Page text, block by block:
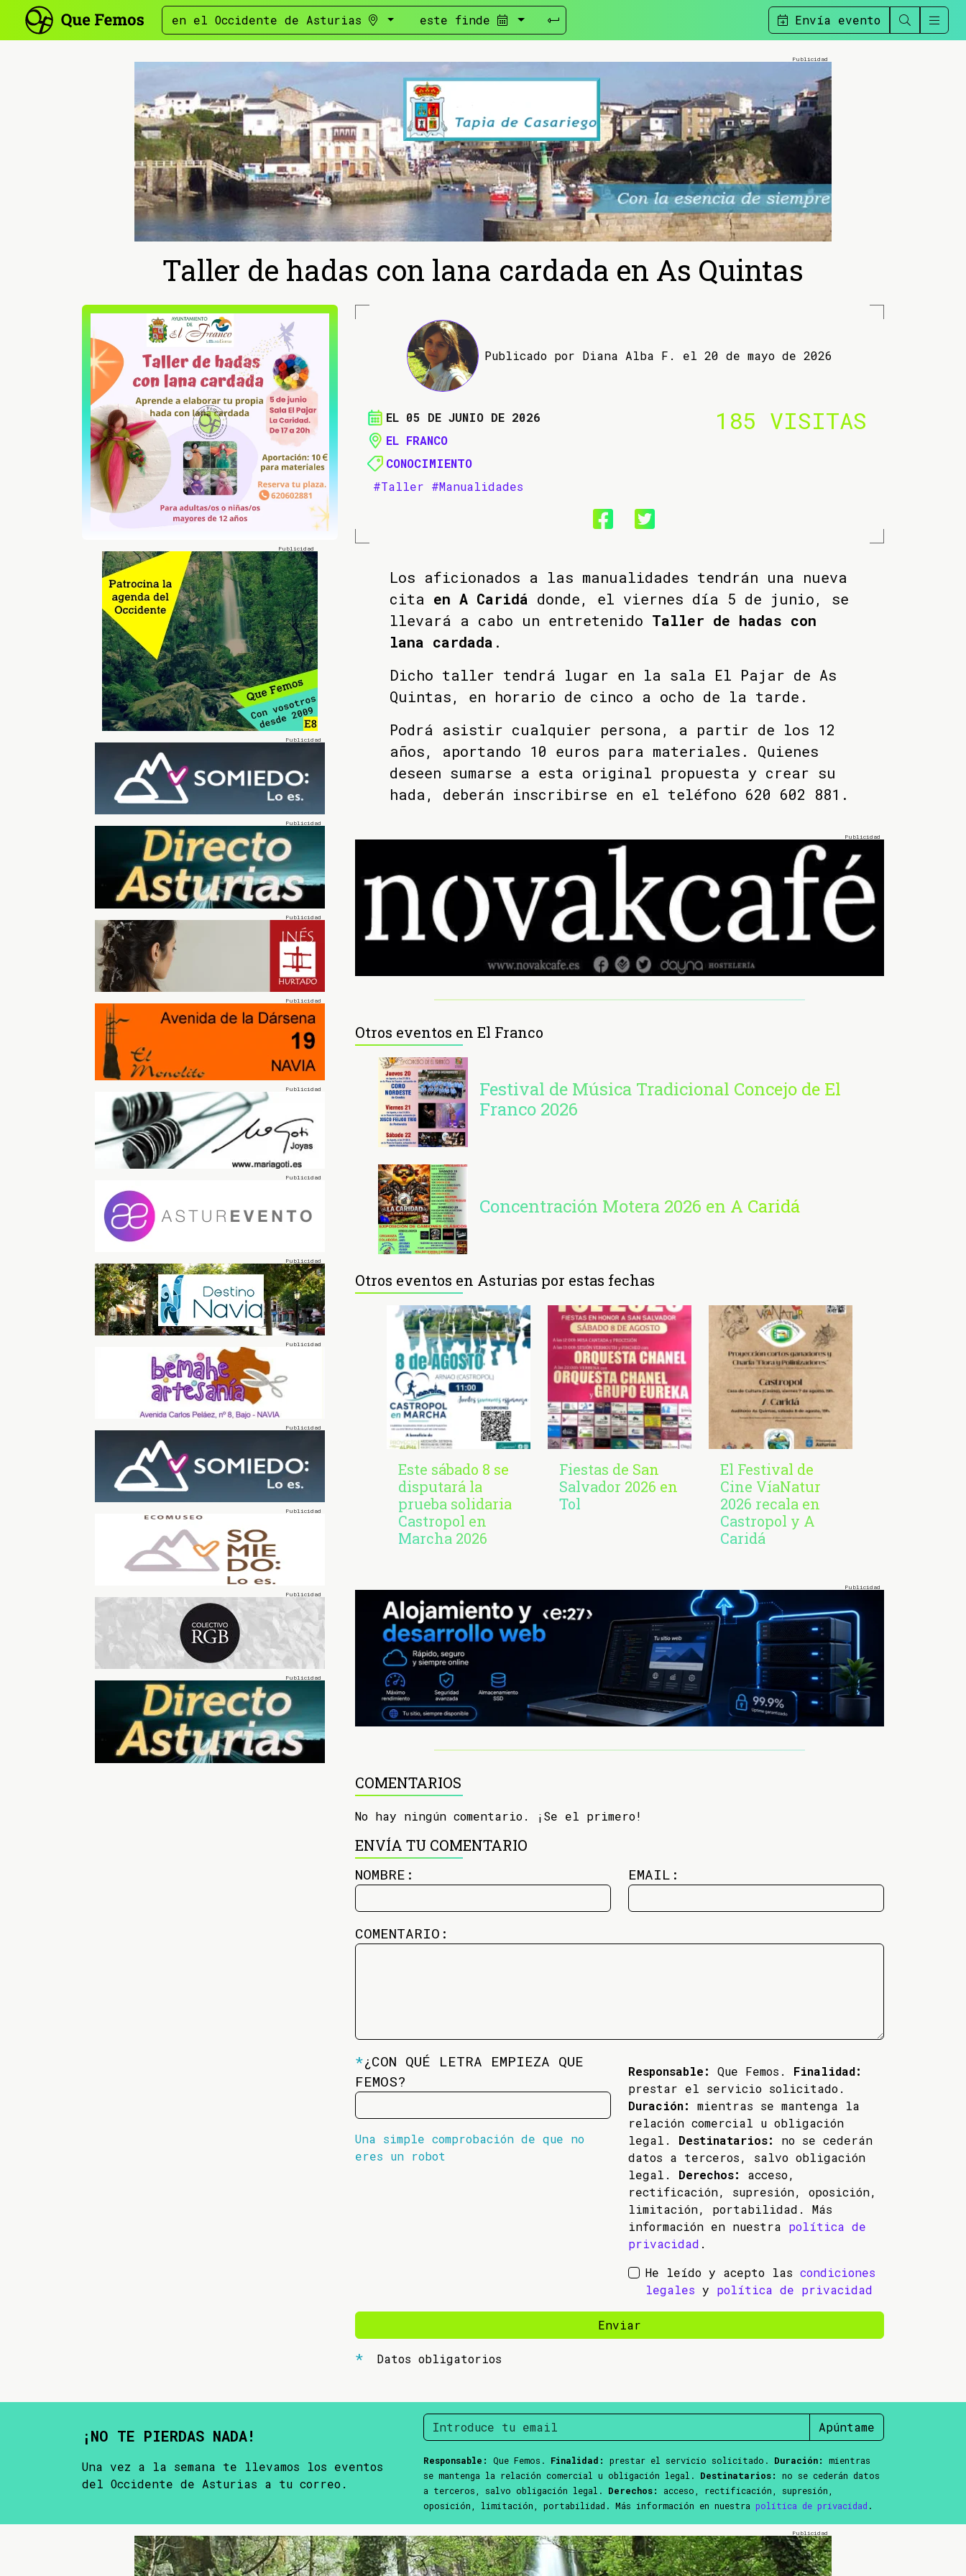
en el Occidente de Asturias este finde Envía evento
Taller de hadas con lana cardada en As Quintas
Publicado por Diana Alba F. el 20 de mayo de 2026
EL 05 DE JUNIO DE 2026
EL FRANCO
CONOCIMIENTO
#Taller #Manualidades
185 VISITAS
Los aficionados a las manualidades tendrán una nueva
cita en A Caridá donde, el viernes día 5 de junio, se
llevará a cabo un entretenido Taller de hadas con
lana cardada .
Dicho taller tendrá lugar en la sala El Pajar de As
Quintas, en horario de cinco a ocho de la tarde.
Podrá asistir cualquier persona, a partir de los 12
años, aportando 10 euros para materiales. Quienes
deseen sumarse a esta original propuesta y crear su
hada, deberán inscribirse en el teléfono 620 602 881.
Otros eventos en El Franco
Festival de Música Tradicional Concejo de El
Franco 2026
Concentración Motera 2026 en A Caridá
Otros eventos en Asturias por estas fechas
Este sábado 8 se
disputará la
prueba solidaria
Castropol en
Marcha 2026
Fiestas de San
Salvador 2026 en
Tol
El Festival de
Cine VíaNatur
2026 recala en
Castropol y A
Caridá
COMENTARIOS
No hay ningún comentario. ¡Se el primero!
ENVÍA TU COMENTARIO
NOMBRE: EMAIL:
COMENTARIO:
*¿CON QUÉ LETRA EMPIEZA QUE
FEMOS?
Una simple comprobación de que no
eres un robot
Responsable: Que Femos. Finalidad:
prestar el servicio solicitado.
Duración:
mientras se mantenga la
relación comercial u obligación
legal. Destinatarios:
no se cederán
datos a terceros, salvo obligación
legal. Derechos:
acceso,
rectificación, supresión, oposición,
limitación, portabilidad. Más
información en nuestra política de
privacidad .
He leído y acepto las condiciones
legales y política de privacidad
Enviar
Datos obligatorios
¡NO TE PIERDAS NADA!
Una vez a la semana te llevamos los eventos
del Occidente de Asturias a tu correo.
Apúntame
Responsable: Que Femos. Finalidad: prestar el servicio solicitado. Duración:
mientras
se mantenga la relación comercial u obligación legal. Destinatarios:
no se cederán datos
a terceros, salvo obligación legal. Derechos:
acceso, rectificación, supresión,
oposición, limitación, portabilidad. Más información en nuestra política de privacidad .